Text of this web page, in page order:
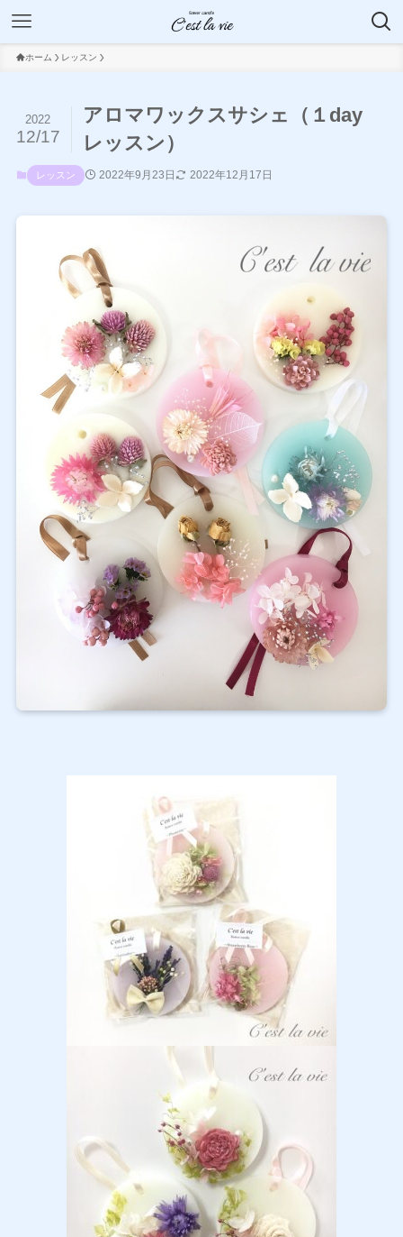
ホーム レッスン
アロマワックスサシェ（１day
レッスン）
2022
12/17
レッスン 2022年9月23日 2022年12月17日